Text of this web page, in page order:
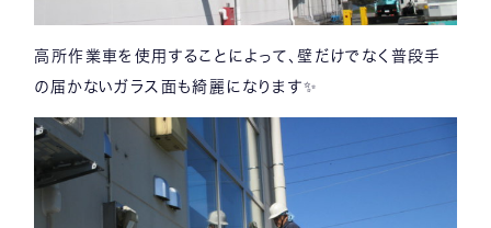
高所作業車を使用することによって、壁だけでなく普段手
の届かないガラス面も綺麗になります✨